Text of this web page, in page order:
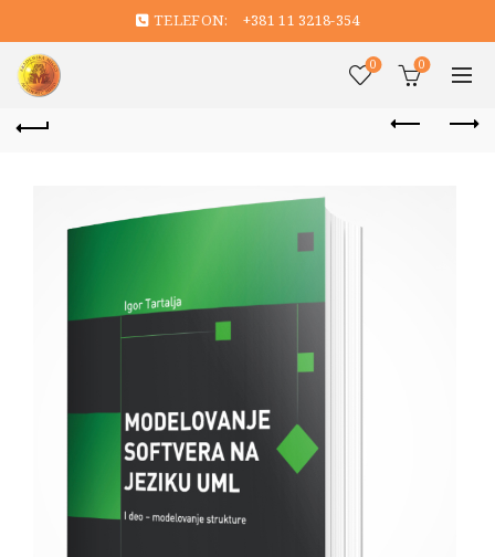
TELEFON: +381 11 3218-354
0 0